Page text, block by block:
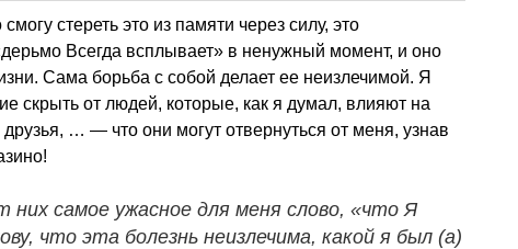
стереть это из памяти через силу, это
Всегда всплывает» в ненужный момент, и оно
Сама борьба с собой делает ее неизлечимой. Я
скрыть от людей, которые, как я думал, влияют на
… — что они могут отвернуться от меня, узнав
них самое ужасное для меня слово, «что Я
что эта болезнь неизлечима, какой я был (а)